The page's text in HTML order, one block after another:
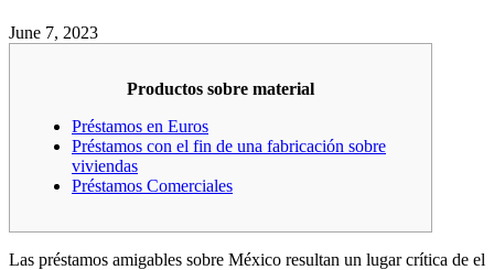
June 7, 2023
Productos sobre material
Préstamos en Euros
Préstamos con el fin de una fabricación sobre
viviendas
Préstamos Comerciales
Las préstamos amigables sobre México resultan un lugar crítica de el